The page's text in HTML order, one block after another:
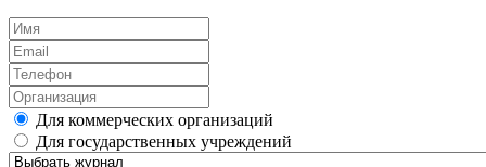
Для коммерческих организаций
Для государственных учреждений